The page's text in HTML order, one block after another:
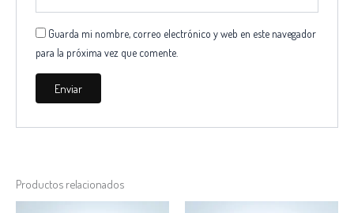
Guarda mi nombre, correo electrónico y web en este navegador
para la próxima vez que comente.
Productos relacionados